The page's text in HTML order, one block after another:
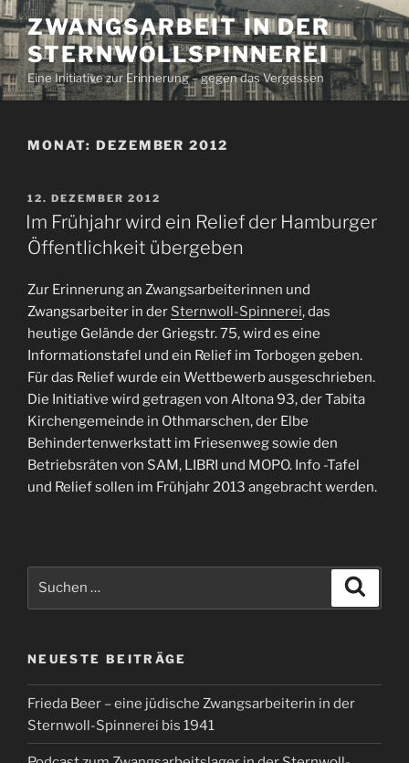
Zum
Inhalt
springen
ZWANGSARBEIT IN DER
STERNWOLLSPINNEREI
Eine Initiative zur Erinnerung – gegen das Vergessen
MONAT: DEZEMBER 2012
VERÖFFENTLICHT
AM
12. DEZEMBER 2012
Im Frühjahr wird ein Relief der Hamburger
Öffentlichkeit übergeben
Zur Erinnerung an Zwangsarbeiterinnen und
Zwangsarbeiter in der Sternwoll-Spinnerei, das
heutige Gelände der Griegstr. 75, wird es eine
Informationstafel und ein Relief im Torbogen geben.
Für das Relief wurde ein Wettbewerb ausgeschrieben.
Die Initiative wird getragen von Altona 93, der Tabita
Kirchengemeinde in Othmarschen, der Elbe
Behindertenwerkstatt im Friesenweg sowie den
Betriebsräten von SAM, LIBRI und MOPO. Info -Tafel
und Relief sollen im Frühjahr 2013 angebracht werden.
NEUESTE BEITRÄGE
Frieda Beer – eine jüdische Zwangsarbeiterin in der
Sternwoll-Spinnerei bis 1941